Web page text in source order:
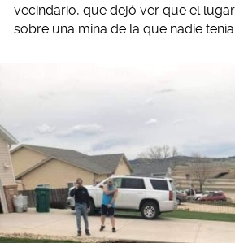
vecindario, que dejó ver que el
sobre una mina de la que nadie